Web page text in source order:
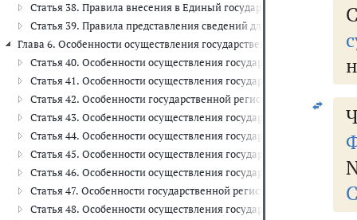
Статья 38. Правила внесения в Единый государственный реестр
Статья 39. Правила представления сведений для внесения в
Глава 6. Особенности осуществления государственного
Статья 40. Особенности осуществления государственного
Статья 41. Особенности осуществления государственного
Статья 42. Особенности государственной регистрации права
Статья 43. Особенности осуществления государственного
Статья 44. Особенности осуществления государственного
Статья 45. Особенности осуществления государственного
Статья 46. Особенности осуществления государственного
Статья 47. Особенности государственной регистрации прав на
Статья 48. Особенности осуществления государственной